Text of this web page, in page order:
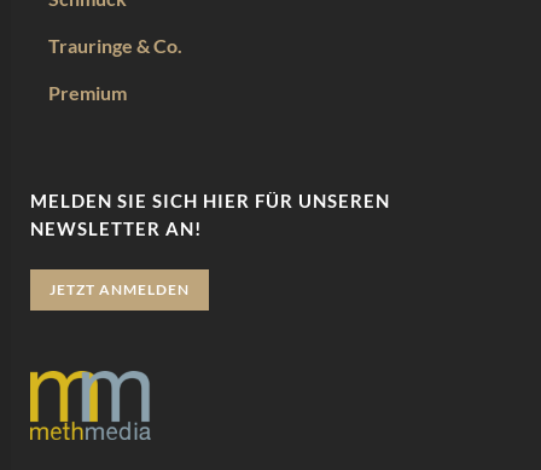
Trauringe & Co.
Premium
MELDEN SIE SICH HIER FÜR UNSEREN
NEWSLETTER AN!
JETZT ANMELDEN